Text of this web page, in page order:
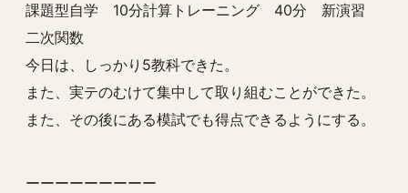
課題型自学 10分計算トレーニング 40分 新演習
二次関数
今日は、しっかり5教科できた。
また、実テのむけて集中して取り組むことができた。
また、その後にある模試でも得点できるようにする。
ーーーーーーーーー